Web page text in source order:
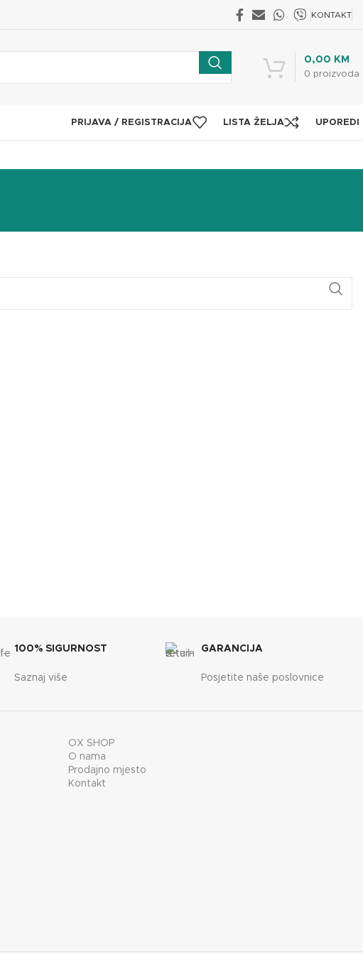
KONTAKT
0 proizvoda
0,00 KM
PRIJAVA / REGISTRACIJA LISTA ŽELJA UPOREDI
100% SIGURNOST
Saznaj više
GARANCIJA
Posjetite naše poslovnice
OX SHOP
O nama
Prodajno mjesto
Kontakt